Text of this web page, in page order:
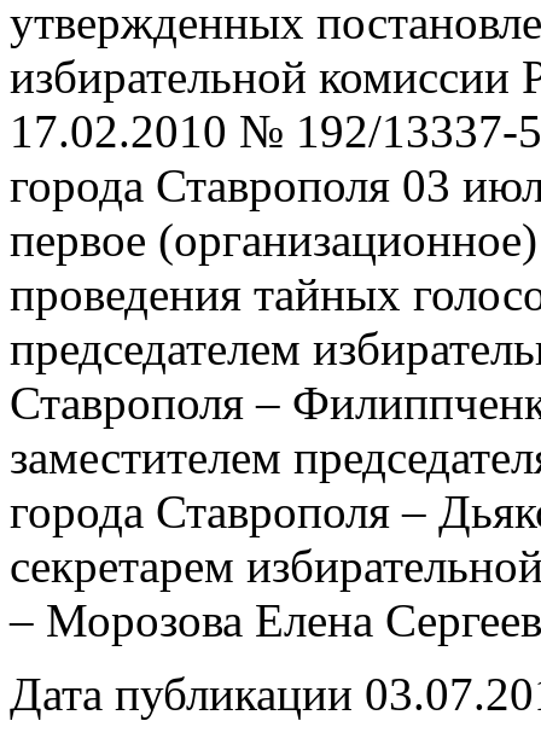
утвержденных
избирательной комиссии
17.02.2010 № 192/13337-
города Ставрополя 03
первое
проведения тайных
председателем
Ставрополя –
заместителем
города Ставрополя –
секретарем
– Морозова Елена
Дата публикации